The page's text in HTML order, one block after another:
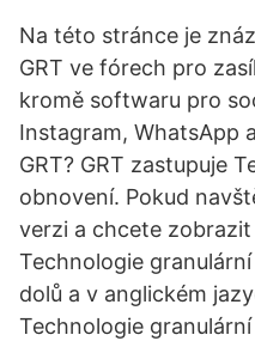
Na této stránce je
GRT ve fórech pro
kromě softwaru pro
Instagram, WhatsApp
GRT? GRT zastupuje
obnovení. Pokud
verzi a chcete
Technologie
dolů a v anglickém
Technologie